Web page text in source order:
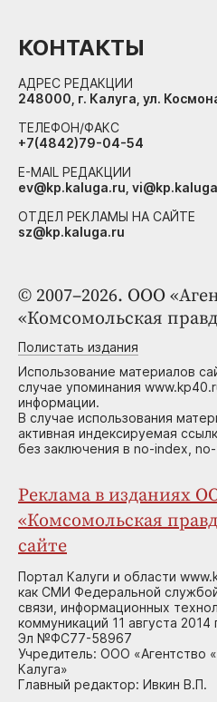
© 2007–2026. ООО
«Комсомольская
Полистать издания
Использование материалов
случае упоминания
информации.
В случае использования
активная индексируемая
без заключения в no-index,
Реклама в изданиях
«Комсомольская
сайте
Портал Калуги и области
как СМИ Федеральной
связи, информационных
коммуникаций 11 августа
Эл №ФС77-58967
Учредитель: ООО «Агентство
Калуга»
Главный редактор: Ивкин В.П.
КОНТАКТЫ
АДРЕС РЕДАКЦИИ
248000, г. Калуга, ул.
ТЕЛЕФОН/ФАКС
+7(4842)79-04-54
E-MAIL РЕДАКЦИИ
ev@kp.kaluga.ru,
ОТДЕЛ РЕКЛАМЫ НА САЙТЕ
sz@kp.kaluga.ru